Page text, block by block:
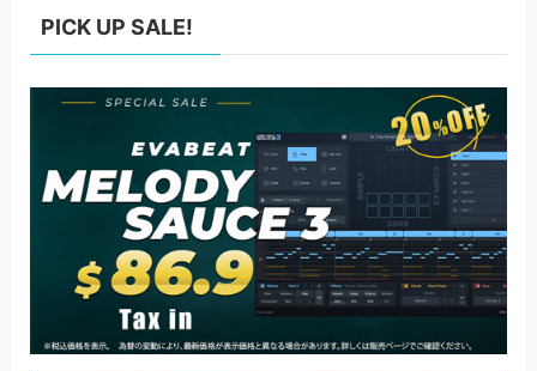
PICK UP SALE!